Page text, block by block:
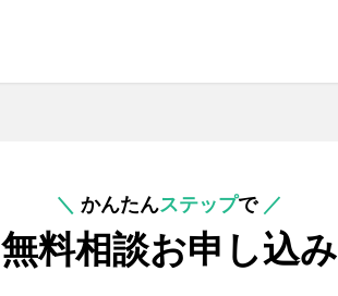
＼ かんたんステップで ／
無料相談お申し込み